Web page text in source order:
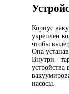
Корпус
укреплен
чтобы
Она
Внутри -
устройства
насосы.